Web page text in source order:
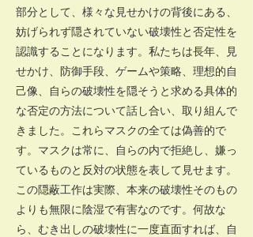
部分として、様々な見せかけの背後にある、
妨げられず隠されていない破壊性と否定性を
認識することになります。私たちは長年、見
せかけ、防御手段、ゲームや策略、理想的自
己像、自らの破壊性を隠そうと求める具体的
な否定の方法について話し合い、取り組んで
きました。これらマスクの全ては偽善的で
す。マスクは常に、自らの内で拒絶し、嫌っ
ているものと反対の状態を表して見せます。
この隠蔽工作は実際、本来の破壊性そのもの
よりも無限に陰湿で有害なのです。何故な
ら、むき出しの破壊性に一度直面すれば、自